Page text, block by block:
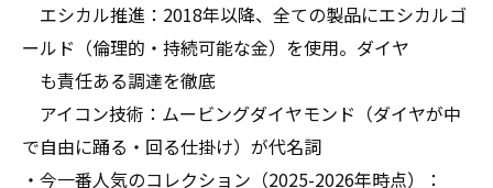
エシカル推進：2018年以降、全ての製品にエシカルゴ
ールド（倫理的・持続可能な金）を使用。ダイヤ
も責任ある調達を徹底
アイコン技術：ムービングダイヤモンド（ダイヤが中
で自由に踊る・回る仕掛け）が代名詞
・今一番人気のコレクション（2025-2026年時点）：